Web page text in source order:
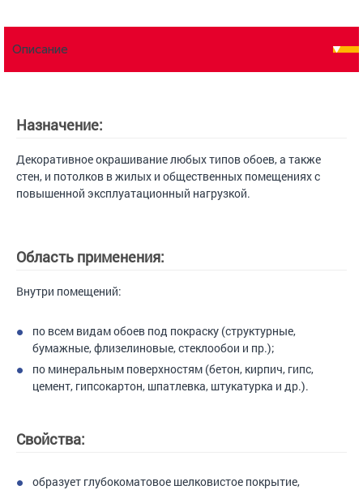
Описание
Назначение:
Декоративное окрашивание любых типов обоев, а также
стен, и потолков в жилых и общественных помещениях с
повышенной эксплуатационный нагрузкой.
Область применения:
Внутри помещений:
по всем видам обоев под покраску (структурные,
бумажные, флизелиновые, стеклообои и пр.);
по минеральным поверхностям (бетон, кирпич, гипс,
цемент, гипсокартон, шпатлевка, штукатурка и др.).
Свойства:
образует глубокоматовое шелковистое покрытие,